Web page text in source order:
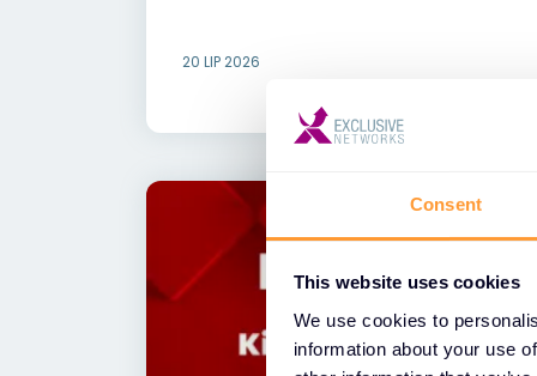
Consent
This website uses cookies
We use cookies to
information about your use
20 LIP 2026